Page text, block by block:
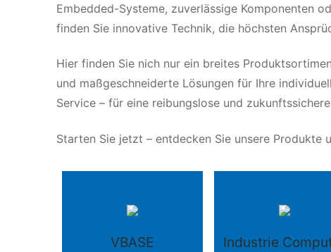
Embedded-Systeme, zuverlässige Komponenten
finden Sie innovative Technik, die höchsten
Hier finden Sie nich nur ein breites
und maßgeschneiderte Lösungen für Ihre
Service – für eine reibungslose und
Starten Sie jetzt – entdecken Sie unsere Produkte
VBASE Industrie